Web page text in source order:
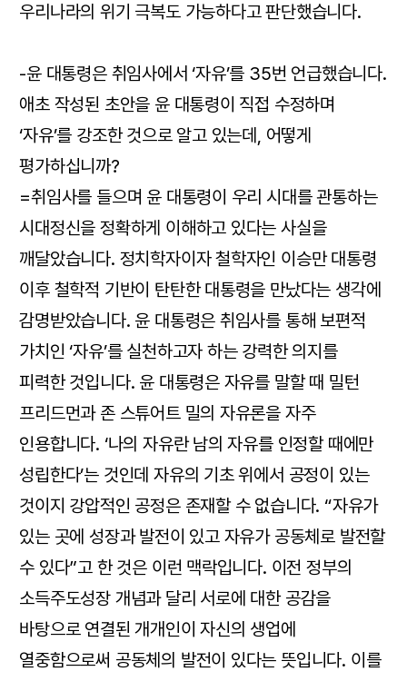
우리나라의 위기 극복도 가능하다고 판단했습니다.
-윤 대통령은 취임사에서 ‘자유’를 35번 언급했습니다.
애초 작성된 초안을 윤 대통령이 직접 수정하며
‘자유’를 강조한 것으로 알고 있는데, 어떻게
평가하십니까?
=취임사를 들으며 윤 대통령이 우리 시대를 관통하는
시대정신을 정확하게 이해하고 있다는 사실을
깨달았습니다. 정치학자이자 철학자인 이승만 대통령
이후 철학적 기반이 탄탄한 대통령을 만났다는 생각에
감명받았습니다. 윤 대통령은 취임사를 통해 보편적
가치인 ‘자유’를 실천하고자 하는 강력한 의지를
피력한 것입니다. 윤 대통령은 자유를 말할 때 밀턴
프리드먼과 존 스튜어트 밀의 자유론을 자주
인용합니다. ‘나의 자유란 남의 자유를 인정할 때에만
성립한다’는 것인데 자유의 기초 위에서 공정이 있는
것이지 강압적인 공정은 존재할 수 없습니다. “자유가
있는 곳에 성장과 발전이 있고 자유가 공동체로 발전할
수 있다”고 한 것은 이런 맥락입니다. 이전 정부의
소득주도성장 개념과 달리 서로에 대한 공감을
바탕으로 연결된 개개인이 자신의 생업에
열중함으로써 공동체의 발전이 있다는 뜻입니다. 이를